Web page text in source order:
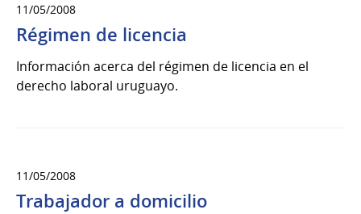
11/05/2008
Régimen de licencia
Información acerca del régimen de licencia en el
derecho laboral uruguayo.
11/05/2008
Trabajador a domicilio